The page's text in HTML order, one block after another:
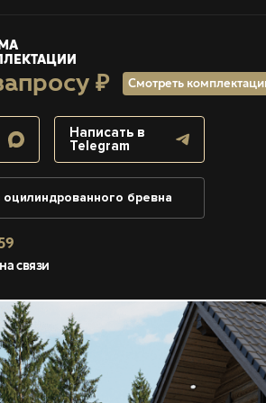
₽ Смотреть
Написать в
Telegram
бревна
связи